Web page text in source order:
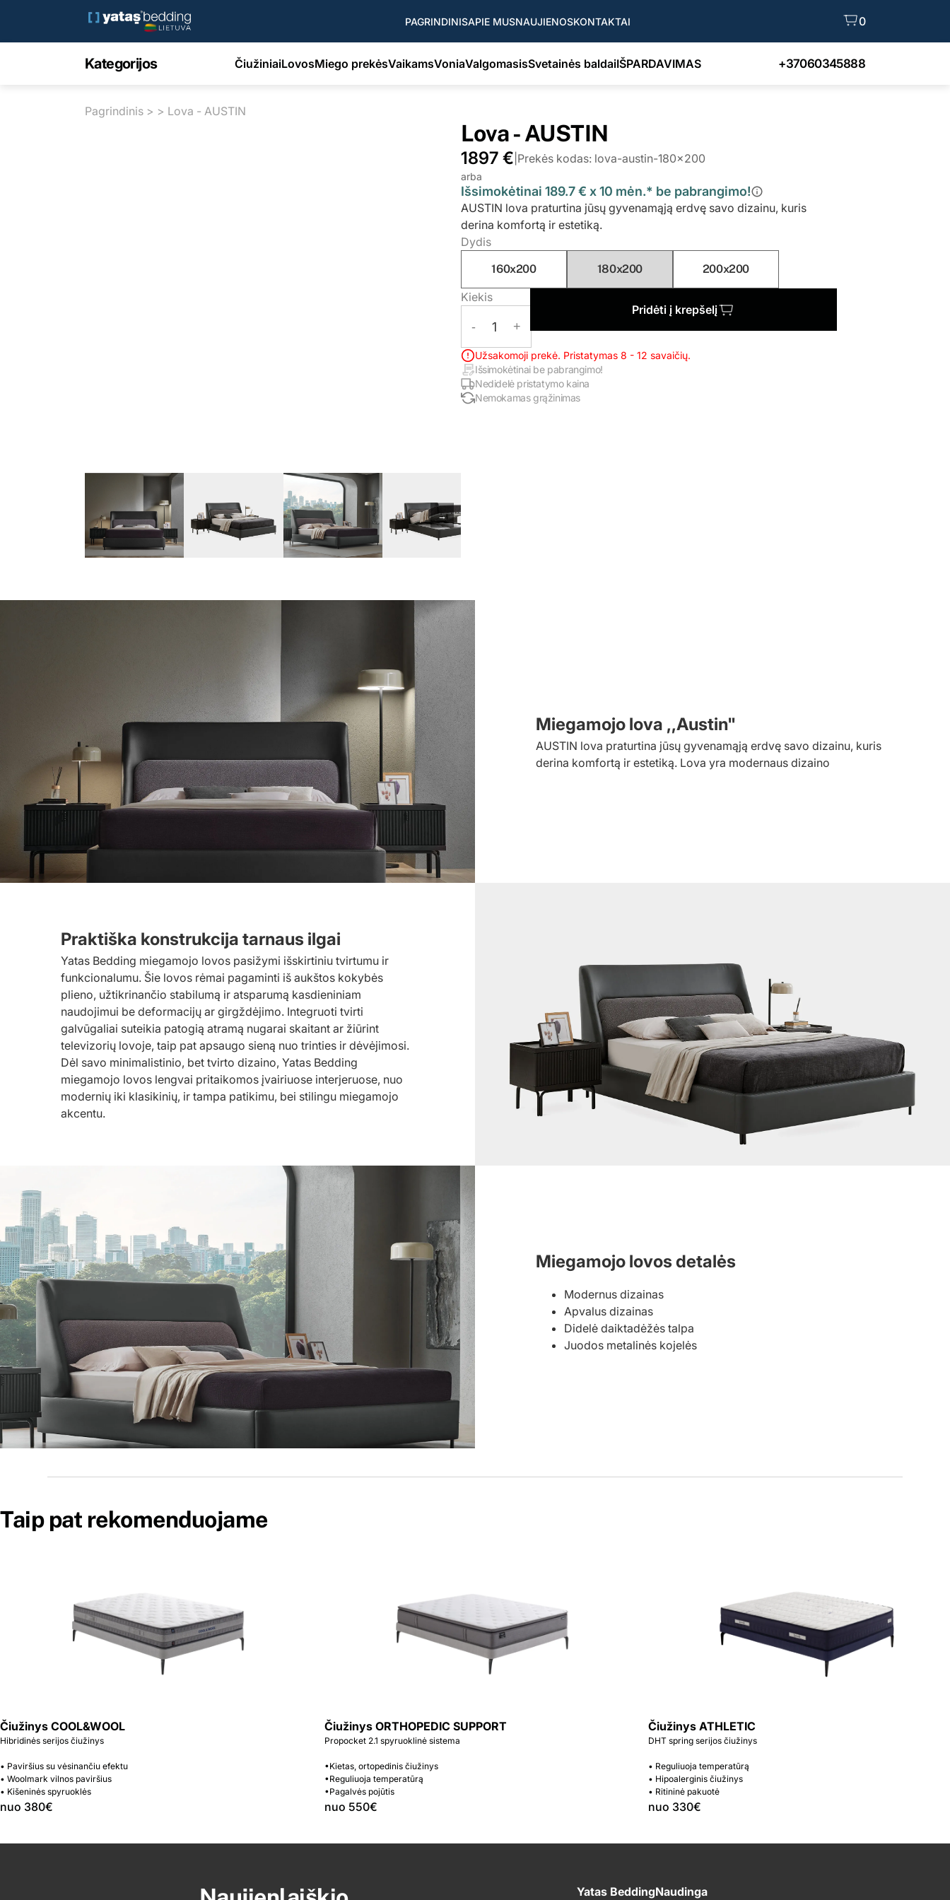
PAGRINDINISAPIE MUSNAUJIENOSKONTAKTAI 0
Kategorijos ČiužiniaiLovosMiego prekėsVaikamsVoniaValgomasisSvetainės baldaiIŠPARDAVIMAS +37060345888
Pagrindinis > > Lova - AUSTIN
→
Lova - AUSTIN
1897 € Prekės kodas: lova-austin-180x200
arba
Išsimokėtinai 189.7 € x 10 mėn.* be pabrangimo!
AUSTIN lova praturtina jūsų gyvenamąją erdvę savo dizainu, kuris
derina komfortą ir estetiką.
Dydis
160x200 180x200 200x200
Kiekis
- 1 +
Pridėti į krepšelį
Užsakomoji prekė. Pristatymas 8 - 12 savaičių.
Išsimokėtinai be pabrangimo!
Nedidelė pristatymo kaina
Nemokamas grąžinimas
Miegamojo lova ,,Austin"
AUSTIN lova praturtina jūsų gyvenamąją erdvę savo dizainu, kuris
derina komfortą ir estetiką. Lova yra modernaus dizaino
Praktiška konstrukcija tarnaus ilgai
Yatas Bedding miegamojo lovos pasižymi išskirtiniu tvirtumu ir
funkcionalumu. Šie lovos rėmai pagaminti iš aukštos kokybės
plieno, užtikrinančio stabilumą ir atsparumą kasdieniniam
naudojimui be deformacijų ar girgždėjimo. Integruoti tvirti
galvūgaliai suteikia patogią atramą nugarai skaitant ar žiūrint
televizorių lovoje, taip pat apsaugo sieną nuo trinties ir dėvėjimosi.
Dėl savo minimalistinio, bet tvirto dizaino, Yatas Bedding
miegamojo lovos lengvai pritaikomos įvairiuose interjeruose, nuo
modernių iki klasikinių, ir tampa patikimu, bei stilingu miegamojo
akcentu.
Miegamojo lovos detalės
Modernus dizainas
Apvalus dizainas
Didelė daiktadėžės talpa
Juodos metalinės kojelės
Taip pat rekomenduojame
Čiužinys COOL&WOOL
Hibridinės serijos čiužinys
• Paviršius su vėsinančiu efektu
• Woolmark vilnos paviršius
• Kišeninės spyruoklės
nuo 380€
Čiužinys ORTHOPEDIC SUPPORT
Propocket 2.1 spyruoklinė sistema
•Kietas, ortopedinis čiužinys
•Reguliuoja temperatūrą
•Pagalvės pojūtis
nuo 550€
Čiužinys ATHLETIC
DHT spring serijos čiužinys
• Reguliuoja temperatūrą
• Hipoalerginis čiužinys
• Ritininė pakuotė
nuo 330€
Yatas BeddingNaudinga